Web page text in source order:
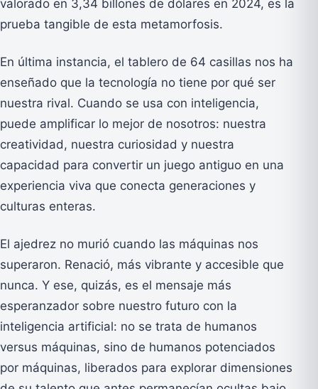
valorado en 3,34 billones de dólares en 2024, es la
prueba tangible de esta metamorfosis.
En última instancia, el tablero de 64 casillas nos ha
enseñado que la tecnología no tiene por qué ser
nuestra rival. Cuando se usa con inteligencia,
puede amplificar lo mejor de nosotros: nuestra
creatividad, nuestra curiosidad y nuestra
capacidad para convertir un juego antiguo en una
experiencia viva que conecta generaciones y
culturas enteras.
El ajedrez no murió cuando las máquinas nos
superaron. Renació, más vibrante y accesible que
nunca. Y ese, quizás, es el mensaje más
esperanzador sobre nuestro futuro con la
inteligencia artificial: no se trata de humanos
versus máquinas, sino de humanos potenciados
por máquinas, liberados para explorar dimensiones